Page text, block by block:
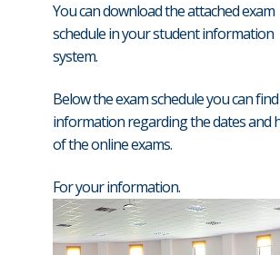
You can download the attached exam
schedule in your student information
system.
Below the exam schedule you can find
information regarding the dates and
of the online exams.
For your information.